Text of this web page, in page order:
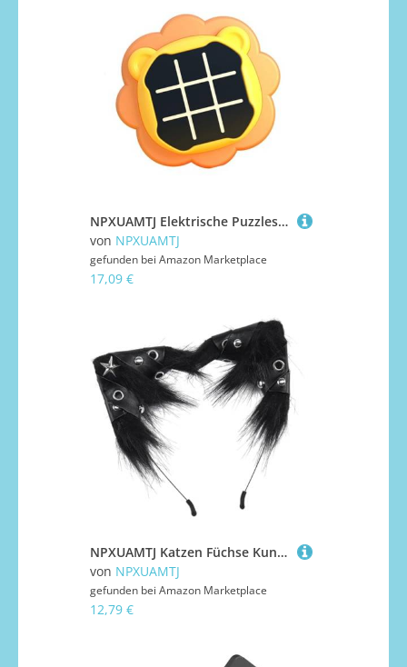
NPXUAMTJ Elektrische Puzzlespiel Schreibtisch Spielzeug Tragbare Reisespiele Bildungshandel Handheld Puzzles Games Konsole Einfach Zu Bedienen Kinder Puzzle Elektronische Bildung
von NPXUAMTJ
gefunden bei Amazon Marketplace
17,09 €
NPXUAMTJ Katzen Füchse Kunstpelze Ohren Stirnband Halloween Kostüm Cosplay Kostüm Handgefertigtes Pelziges Tierhaar Hoop Kid Erwachsener Katzen Füchse Wolf Stirnband Und Schwanz
von NPXUAMTJ
gefunden bei Amazon Marketplace
12,79 €